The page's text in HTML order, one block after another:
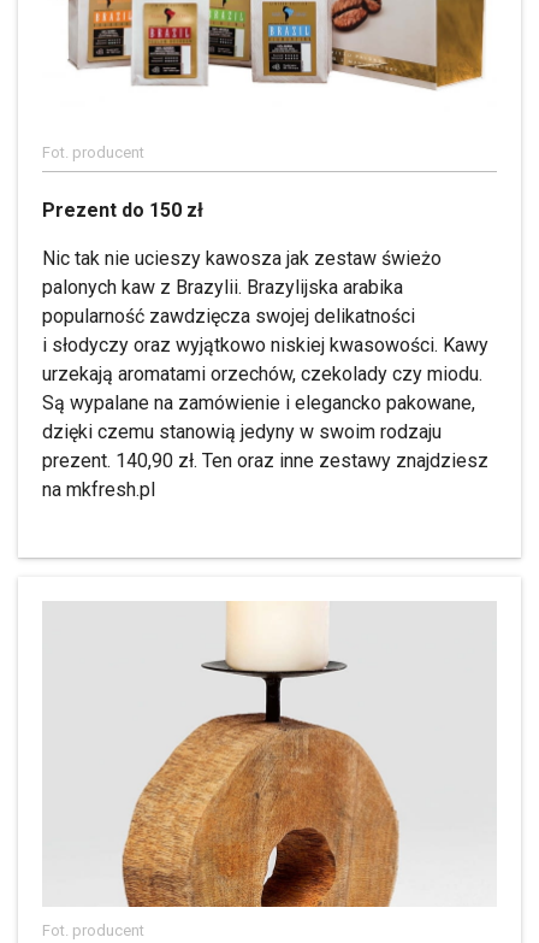
Fot. producent
Prezent do 150 zł
Nic tak nie ucieszy kawosza jak zestaw świeżo
palonych kaw z Brazylii. Brazylijska arabika
popularność zawdzięcza swojej delikatności
i słodyczy oraz wyjątkowo niskiej kwasowości. Kawy
urzekają aromatami orzechów, czekolady czy miodu.
Są wypalane na zamówienie i elegancko pakowane,
dzięki czemu stanowią jedyny w swoim rodzaju
prezent. 140,90 zł. Ten oraz inne zestawy znajdziesz
na mkfresh.pl
Fot. producent